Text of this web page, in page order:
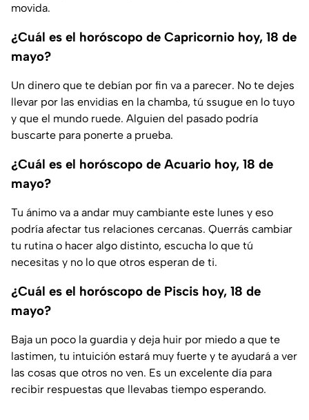
movida.
¿Cuál es el horóscopo de Capricornio hoy, 18 de
mayo?
Un dinero que te debían por fin va a parecer. No te dejes
llevar por las envidias en la chamba, tú ssugue en lo tuyo
y que el mundo ruede. Alguien del pasado podría
buscarte para ponerte a prueba.
¿Cuál es el horóscopo de Acuario hoy, 18 de
mayo?
Tu ánimo va a andar muy cambiante este lunes y eso
podría afectar tus relaciones cercanas. Querrás cambiar
tu rutina o hacer algo distinto, escucha lo que tú
necesitas y no lo que otros esperan de ti.
¿Cuál es el horóscopo de Piscis hoy, 18 de
mayo?
Baja un poco la guardia y deja huir por miedo a que te
lastimen, tu intuición estará muy fuerte y te ayudará a ver
las cosas que otros no ven. Es un excelente día para
recibir respuestas que llevabas tiempo esperando.